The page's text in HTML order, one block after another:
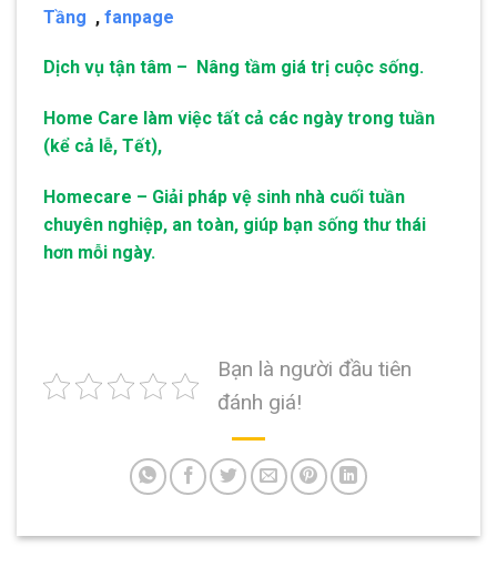
Tầng , fanpage
Dịch vụ tận tâm – Nâng tầm giá trị cuộc sống.
Home Care làm việc tất cả các ngày trong tuần
(kể cả lễ, Tết),
Homecare – Giải pháp vệ sinh nhà cuối tuần
chuyên nghiệp, an toàn, giúp bạn sống thư thái
hơn mỗi ngày.
Bạn là người đầu tiên
đánh giá!